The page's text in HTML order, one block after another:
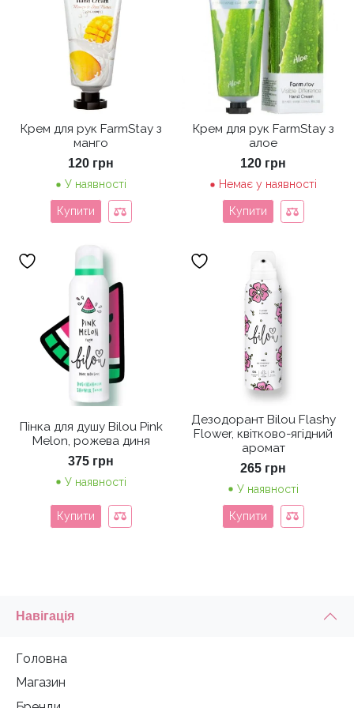
Крем для рук FarmStay з
манго
120 грн
У наявності
Купити
Крем для рук FarmStay з
алое
120 грн
Немає у наявності
Купити
Пінка для душу Bilou Pink
Melon, рожева диня
375 грн
У наявності
Купити
Дезодорант Bilou Flashy
Flower, квітково-ягідний
аромат
265 грн
У наявності
Купити
Навігація
Головна
Магазин